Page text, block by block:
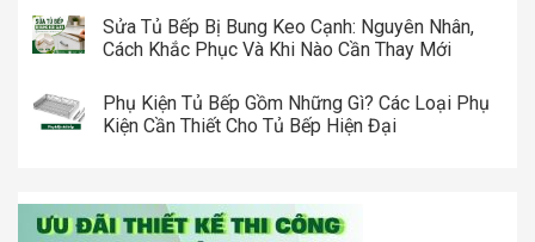
Sửa Tủ Bếp Bị Bung Keo Cạnh: Nguyên Nhân,
Cách Khắc Phục Và Khi Nào Cần Thay Mới
Phụ Kiện Tủ Bếp Gồm Những Gì? Các Loại Phụ
Kiện Cần Thiết Cho Tủ Bếp Hiện Đại